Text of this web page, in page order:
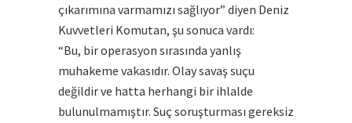
çıkarımına varmamızı sağlıyor” diyen Deniz
Kuvvetleri Komutan, şu sonuca vardı:
“Bu, bir operasyon sırasında yanlış
muhakeme vakasıdır. Olay savaş suçu
değildir ve hatta herhangi bir ihlalde
bulunulmamıştır. Suç soruşturması gereksiz